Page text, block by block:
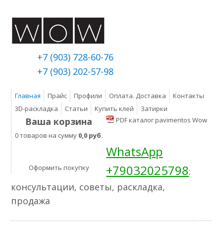
+7 (903) 728-60-76
+7 (903) 202-57-98
Главная Прайс Профили Оплата. Доставка
Контакты
3D-раскладка
Статьи Купить клей Затирки
Ваша корзина
0 товаров на сумму 0,0 руб.
Оформить покупку
PDF каталог pavimentos Wow
WhatsApp
+79032025798:
консультации, советы, раскладка,
продажа